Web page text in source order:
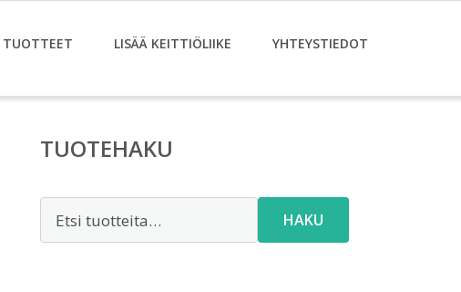
TUOTTEET LISÄÄ KEITTIÖLIIKE YHTEYSTIEDOT
TUOTEHAKU
HAKU